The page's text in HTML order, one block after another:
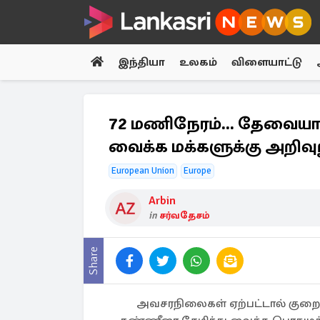
இந்தியா உலகம் விளையாட்டு
72 மணிநேரம்...
வைக்க மக்களுக்கு
European Union Europe
Arbin
in சர்வதேசம்
Share
அவசரநிலைகள் ஏற்பட்டால்